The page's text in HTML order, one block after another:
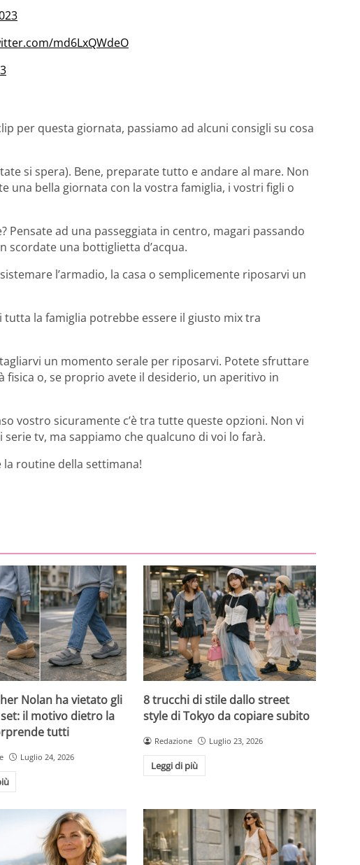
md6LxQWdeO
per questa giornata, passiamo ad alcuni consigli su cosa
si spera). Bene, preparate tutto e andare al mare. Non
una bella giornata con la vostra famiglia, i vostri figli o
Pensate ad una passeggiata in centro, magari passando
scordate una bottiglietta d’acqua.
l’armadio, la casa o semplicemente riposarvi un
la famiglia potrebbe essere il giusto mix tra
un momento serale per riposarvi. Potete sfruttare
o, se proprio avete il desiderio, un aperitivo in
vostro sicuramente c’è tra tutte queste opzioni. Non vi
tv, ma sappiamo che qualcuno di voi lo farà.
routine della settimana!
Nolan ha vietato gli
set: il motivo dietro la
tutti
Luglio 24, 2026
8 trucchi di stile dallo street
style di Tokyo da copiare subito
Redazione Luglio 23, 2026
Leggi di più